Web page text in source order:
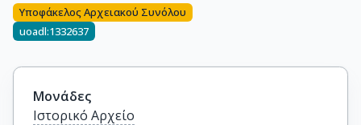
Υποφάκελος Αρχειακού Συνόλου
uoadl:1332637
Μονάδες
Ιστορικό Αρχείο